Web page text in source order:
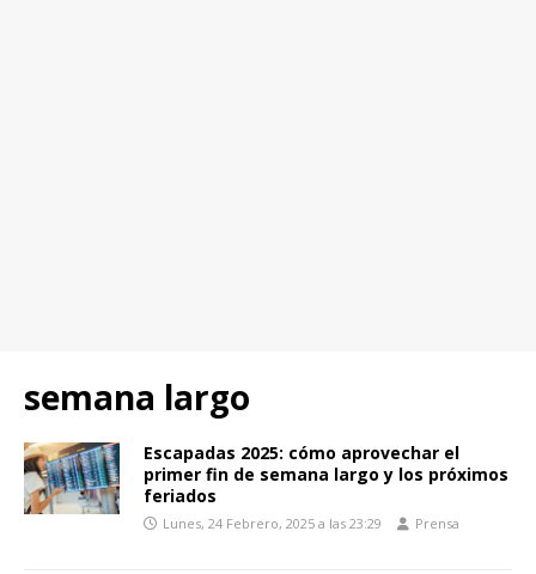
semana largo
Escapadas 2025: cómo aprovechar el
primer fin de semana largo y los próximos
feriados
Lunes, 24 Febrero, 2025 a las 23:29 Prensa